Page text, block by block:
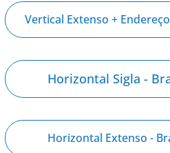
Vertical Extenso +
Horizontal Sigla -
Horizontal Extenso -